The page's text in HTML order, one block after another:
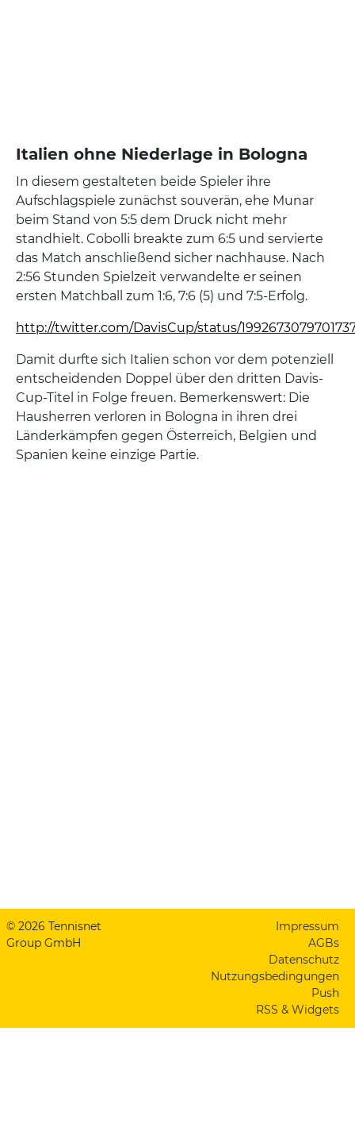
Italien ohne Niederlage in Bologna
In diesem gestalteten beide Spieler ihre
Aufschlagspiele zunächst souverän, ehe Munar
beim Stand von 5:5 dem Druck nicht mehr
standhielt. Cobolli breakte zum 6:5 und servierte
das Match anschließend sicher nachhause. Nach
2:56 Stunden Spielzeit verwandelte er seinen
ersten Matchball zum 1:6, 7:6 (5) und 7:5-Erfolg.
http://twitter.com/DavisCup/status/
Damit durfte sich Italien schon vor dem potenziell
entscheidenden Doppel über den dritten Davis-
Cup-Titel in Folge freuen. Bemerkenswert: Die
Hausherren verloren in Bologna in ihren drei
Länderkämpfen gegen Österreich, Belgien und
Spanien keine einzige Partie.
© 2026 Tennisnet
Group GmbH
Impressum
AGBs
Datenschutz
Nutzungsbedingungen
Push
RSS & Widgets